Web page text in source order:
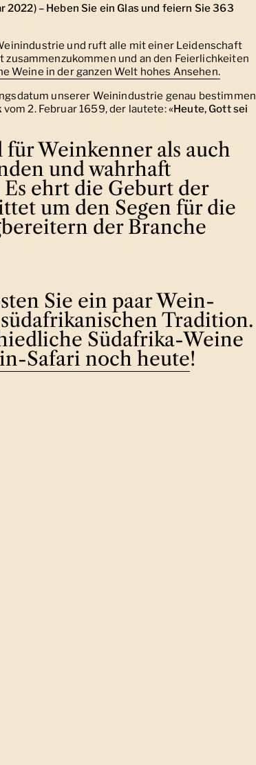
2022) – Heben Sie ein Glas und feiern Sie 363
und ruft alle mit einer Leidenschaft
und an den Feierlichkeiten
Weine in der ganzen Welt hohes Ansehen.
unserer Weinindustrie genau bestimmen
vom 2. Februar 1659, der lautete:«Heute, Gott sei
Weinkenner als auch
und wahrhaft
ehrt die Geburt der
um den Segen für die
der Branche
Sie ein paar Wein-
Tradition.
Südafrika-Weine
Safari noch heute!